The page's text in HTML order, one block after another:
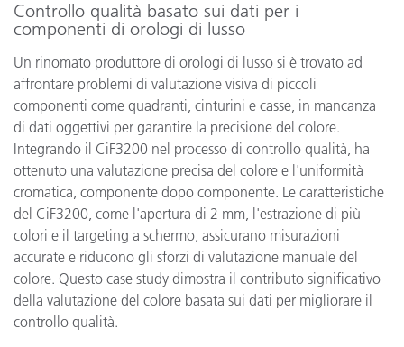
Controllo qualità basato sui dati per i
componenti di orologi di lusso
Un rinomato produttore di orologi di lusso si è trovato ad
affrontare problemi di valutazione visiva di piccoli
componenti come quadranti, cinturini e casse, in mancanza
di dati oggettivi per garantire la precisione del colore.
Integrando il CiF3200 nel processo di controllo qualità, ha
ottenuto una valutazione precisa del colore e l'uniformità
cromatica, componente dopo componente. Le caratteristiche
del CiF3200, come l'apertura di 2 mm, l'estrazione di più
colori e il targeting a schermo, assicurano misurazioni
accurate e riducono gli sforzi di valutazione manuale del
colore. Questo case study dimostra il contributo significativo
della valutazione del colore basata sui dati per migliorare il
controllo qualità.